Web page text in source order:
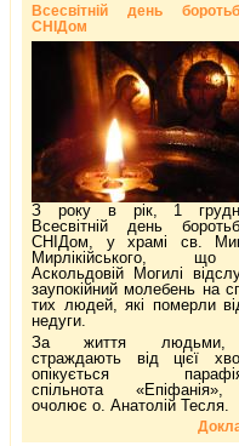
Всесвітній день
СНІДом
З року в рік, 1
Всесвітній день
СНІДом, у храмі св.
Мирлікійського,
Аскольдовій Могилі
заупокійний молебень на
тих людей, які померли
недуги.
За життя людьми,
страждають від цієї
опікується
спільнота
очолює о. Анатолій Тесля.